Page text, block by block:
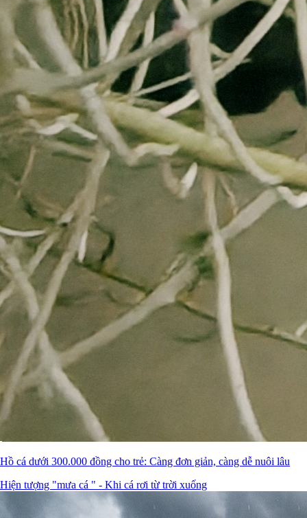
Hồ cá dưới 300.000 đồng cho trẻ: Càng đơn giản, càng dễ nuôi lâu
Hiện tượng "mưa cá " - Khi cá rơi từ trời xuống